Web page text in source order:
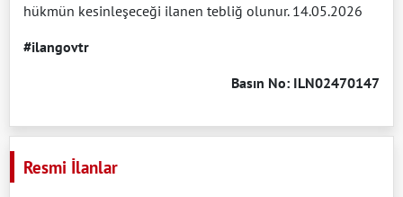
hükmün kesinleşeceği ilanen tebliğ olunur. 14.05.2026
#ilangovtr
Basın No: ILN02470147
Resmi İlanlar